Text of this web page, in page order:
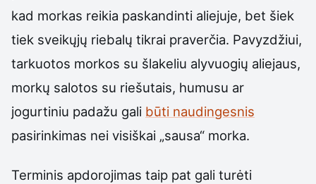
kad morkas reikia paskandinti aliejuje, bet šiek
tiek sveikųjų riebalų tikrai praverčia. Pavyzdžiui,
tarkuotos morkos su šlakeliu alyvuogių aliejaus,
morkų salotos su riešutais, humusu ar
jogurtiniu padažu gali būti naudingesnis
pasirinkimas nei visiškai „sausa“ morka.
Terminis apdorojimas taip pat gali turėti